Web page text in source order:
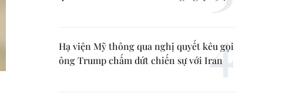
Hạ viện Mỹ thông qua nghị quyết kêu gọi
ông Trump chấm dứt chiến sự với Iran